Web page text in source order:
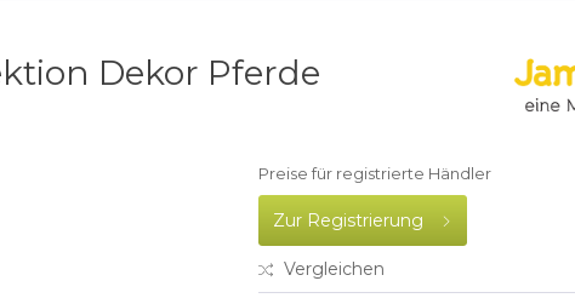
Dekor Pferde
Preise für registrierte Händler
Zur Registrierung
Vergleichen